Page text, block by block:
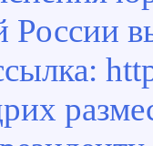
России